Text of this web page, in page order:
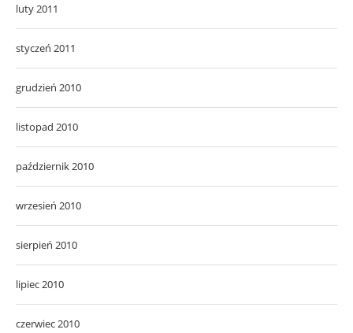
luty 2011
styczeń 2011
grudzień 2010
listopad 2010
październik 2010
wrzesień 2010
sierpień 2010
lipiec 2010
czerwiec 2010